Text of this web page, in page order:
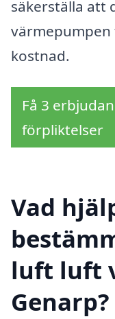
säkerställa att
kostnad.
Få 3
förpliktelser
Vad
luft luft
Genarp?